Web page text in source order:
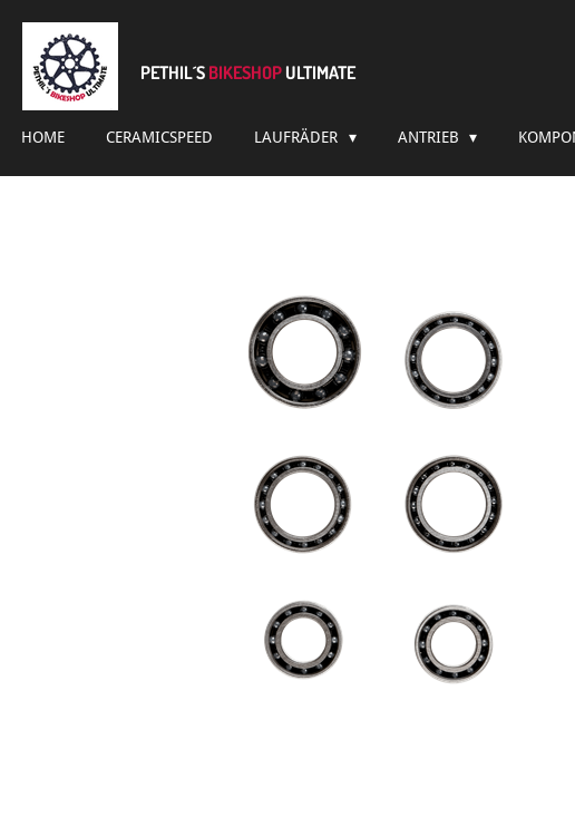
Zum
Hauptinhalt
springen
PETHIL´S BIKESHOP ULTIMATE
HOME CERAMICSPEED LAUFRÄDER ANTRIEB